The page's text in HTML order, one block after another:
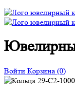
Войти Корзина (0)